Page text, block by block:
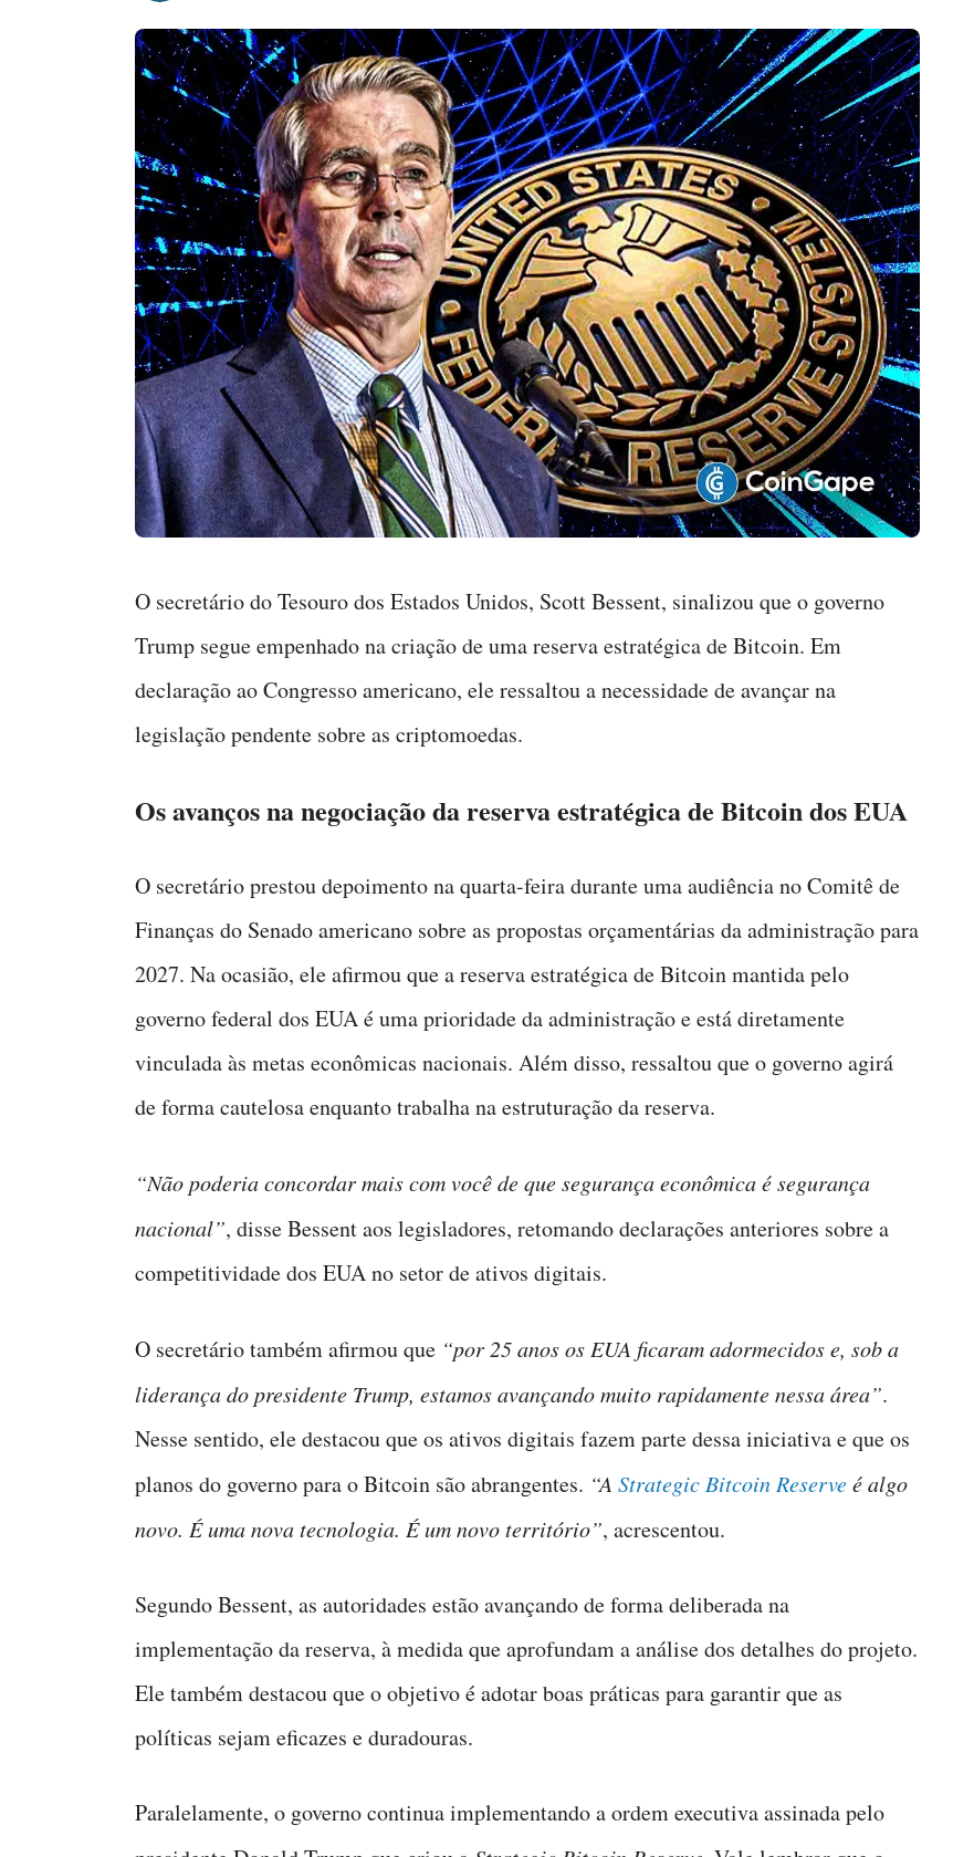
O secretário do Tesouro dos Estados Unidos, Scott Bessent, sinalizou que o governo
Trump segue empenhado na criação de uma reserva estratégica de Bitcoin. Em
declaração ao Congresso americano, ele ressaltou a necessidade de avançar na
legislação pendente sobre as criptomoedas.
Os avanços na negociação da reserva estratégica de Bitcoin dos EUA
O secretário prestou depoimento na quarta-feira durante uma audiência no Comitê de
Finanças do Senado americano sobre as propostas orçamentárias da administração para
2027. Na ocasião, ele afirmou que a reserva estratégica de Bitcoin mantida pelo
governo federal dos EUA é uma prioridade da administração e está diretamente
vinculada às metas econômicas nacionais. Além disso, ressaltou que o governo agirá
de forma cautelosa enquanto trabalha na estruturação da reserva.
“Não poderia concordar mais com você de que segurança econômica é segurança
nacional”, disse Bessent aos legisladores, retomando declarações anteriores sobre a
competitividade dos EUA no setor de ativos digitais.
O secretário também afirmou que “por 25 anos os EUA ficaram adormecidos e, sob a
liderança do presidente Trump, estamos avançando muito rapidamente nessa área”.
Nesse sentido, ele destacou que os ativos digitais fazem parte dessa iniciativa e que os
planos do governo para o Bitcoin são abrangentes. “A Strategic Bitcoin Reserveé algo
novo. É uma nova tecnologia. É um novo território”, acrescentou.
Segundo Bessent, as autoridades estão avançando de forma deliberada na
implementação da reserva, à medida que aprofundam a análise dos detalhes do projeto.
Ele também destacou que o objetivo é adotar boas práticas para garantir que as
políticas sejam eficazes e duradouras.
Paralelamente, o governo continua implementando a ordem executiva assinada pelo